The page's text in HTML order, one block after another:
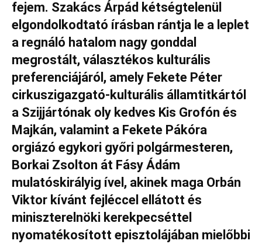
fejem. Szakács Árpád kétségtelenül
elgondolkodtató írásban rántja le a leplet
a regnáló hatalom nagy gonddal
megrostált, választékos kulturális
preferenciájáról, amely Fekete Péter
cirkuszigazgató-kulturális államtitkártól
a Szijjártónak oly kedves Kis Grofón és
Majkán, valamint a Fekete Pákóra
orgiázó egykori győri polgármesteren,
Borkai Zsolton át Fásy Ádám
mulatóskirályig ível, akinek maga Orbán
Viktor kívánt fejléccel ellátott és
miniszterelnöki kerekpecséttel
nyomatékosított episztolájában mielőbbi